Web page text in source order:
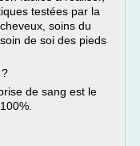
testées par la
soins du
de soi des pieds
de sang est le